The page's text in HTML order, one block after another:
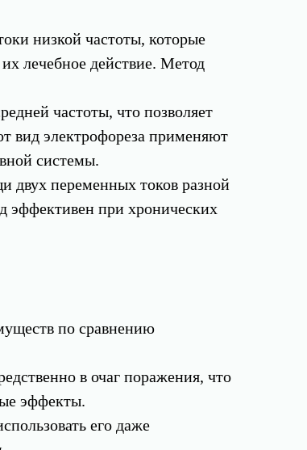
низкой частоты, которые
лечебное действие. Метод
частоты, что позволяет
вид электрофореза применяют
системы.
двух переменных токов разной
эффективен при хронических
по сравнению
в очаг поражения, что
эффекты.
его даже